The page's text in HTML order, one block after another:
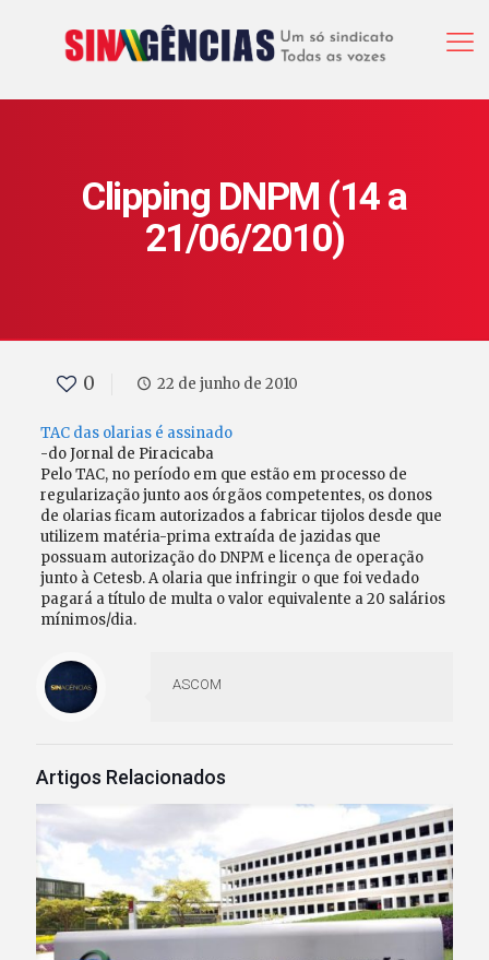
Clipping DNPM (14 a
21/06/2010)
0 22 de junho de 2010
TAC das olarias é assinado
-do Jornal de Piracicaba
Pelo TAC, no período em que estão em processo de
regularização junto aos órgãos competentes, os donos
de olarias ficam autorizados a fabricar tijolos desde que
utilizem matéria-prima extraída de jazidas que
possuam autorização do DNPM e licença de operação
junto à Cetesb. A olaria que infringir o que foi vedado
pagará a título de multa o valor equivalente a 20 salários
mínimos/dia.
ASCOM
Artigos Relacionados